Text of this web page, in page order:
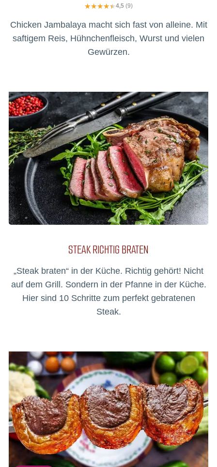
4,5 (9)
Chicken Jambalaya macht sich fast von alleine. Mit
saftigem Reis, Hühnchenfleisch, Wurst und vielen
Gewürzen.
STEAK RICHTIG BRATEN
„Steak braten“ in der Küche. Richtig gehört! Nicht
auf dem Grill. Sondern in der Pfanne in der Küche.
Hier sind 10 Schritte zum perfekt gebratenen
Steak.